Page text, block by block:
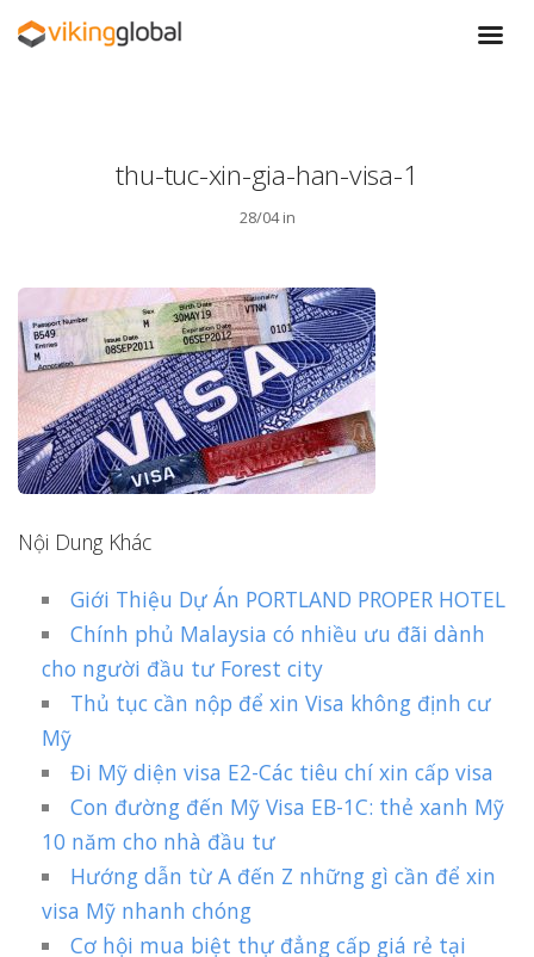
thu-tuc-xin-gia-han-visa-1
28/04 in
Nội Dung Khác
Giới Thiệu Dự Án PORTLAND PROPER HOTEL
Chính phủ Malaysia có nhiều ưu đãi dành
cho người đầu tư Forest city
Thủ tục cần nộp để xin Visa không định cư
Mỹ
Đi Mỹ diện visa E2-Các tiêu chí xin cấp visa
Con đường đến Mỹ Visa EB-1C: thẻ xanh Mỹ
10 năm cho nhà đầu tư
Hướng dẫn từ A đến Z những gì cần để xin
visa Mỹ nhanh chóng
Cơ hội mua biệt thự đẳng cấp giá rẻ tại